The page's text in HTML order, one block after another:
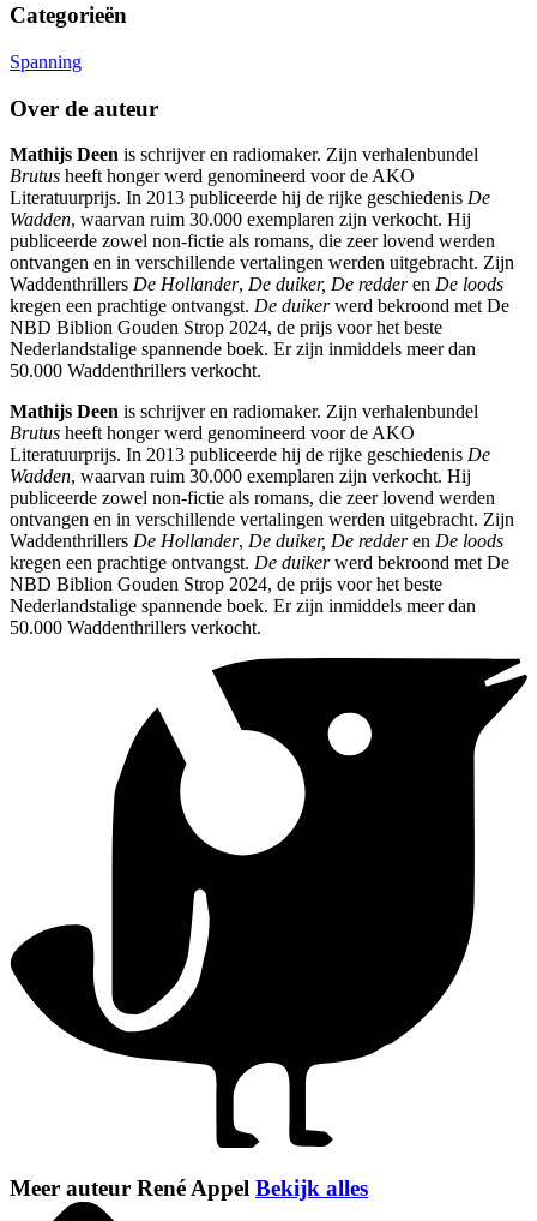
Categorieën
Spanning
Over de auteur
Mathijs Deen is schrijver en radiomaker. Zijn verhalenbundel
Brutus heeft honger werd genomineerd voor de AKO
Literatuurprijs. In 2013 publiceerde hij de rijke geschiedenis De
Wadden, waarvan ruim 30.000 exemplaren zijn verkocht. Hij
publiceerde zowel non-fictie als romans, die zeer lovend werden
ontvangen en in verschillende vertalingen werden uitgebracht. Zijn
Waddenthrillers De Hollander, De duiker, De redderen De loods
kregen een prachtige ontvangst. De duikerwerd bekroond met De
NBD Biblion Gouden Strop 2024, de prijs voor het beste
Nederlandstalige spannende boek. Er zijn inmiddels meer dan
50.000 Waddenthrillers verkocht.
Mathijs Deen is schrijver en radiomaker. Zijn verhalenbundel
Brutus heeft honger werd genomineerd voor de AKO
Literatuurprijs. In 2013 publiceerde hij de rijke geschiedenis De
Wadden, waarvan ruim 30.000 exemplaren zijn verkocht. Hij
publiceerde zowel non-fictie als romans, die zeer lovend werden
ontvangen en in verschillende vertalingen werden uitgebracht. Zijn
Waddenthrillers De Hollander, De duiker, De redderen De loods
kregen een prachtige ontvangst. De duikerwerd bekroond met De
NBD Biblion Gouden Strop 2024, de prijs voor het beste
Nederlandstalige spannende boek. Er zijn inmiddels meer dan
50.000 Waddenthrillers verkocht.
Meer auteur René Appel Bekijk alles